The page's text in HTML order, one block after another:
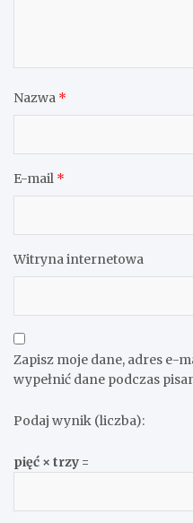
Nazwa *
E-mail *
Witryna internetowa
Zapisz moje dane, adres e-
wypełnić dane podczas
Podaj wynik (liczba):
pięć × trzy =